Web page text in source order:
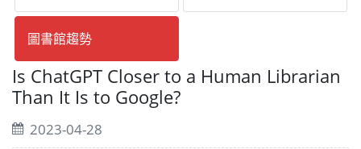
圖書館趨勢
Is ChatGPT Closer to a Human Librarian
Than It Is to Google?
2023-04-28